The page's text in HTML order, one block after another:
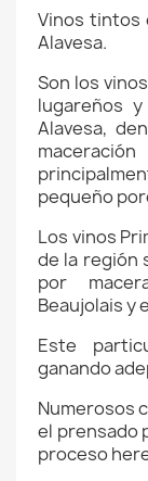
Vinos tintos
Alavesa.
Son los
lugareños
Alavesa,
pequeño
Los vinos
de la región
por
Beaujolais y
Este
ganando
Numerosos
el prensado
proceso